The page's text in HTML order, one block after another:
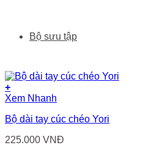
Bộ sưu tập
+
Sản
này
nhiều
Xem Nhanh
Bộ dài tay cúc chéo Yori
225.000 VNĐ